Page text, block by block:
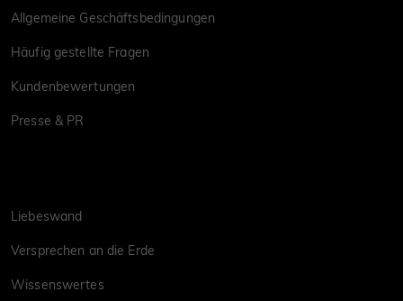
Allgemeine Geschäftsbedingungen
Häufig gestellte Fragen
Kundenbewertungen
Presse & PR
Liebeswand
Versprechen an die Erde
Wissenswertes